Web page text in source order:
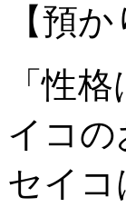
【預
「性
イコ
セイ